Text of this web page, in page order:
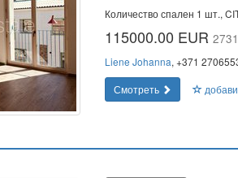
Количество спален 1 шт.,
115000.00 EUR
Liene Johanna, +371
Смотреть